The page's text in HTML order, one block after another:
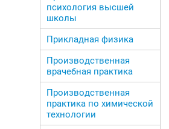
психология высшей
школы
Прикладная физика
Производственная
врачебная практика
Производственная
практика по химической
технологии